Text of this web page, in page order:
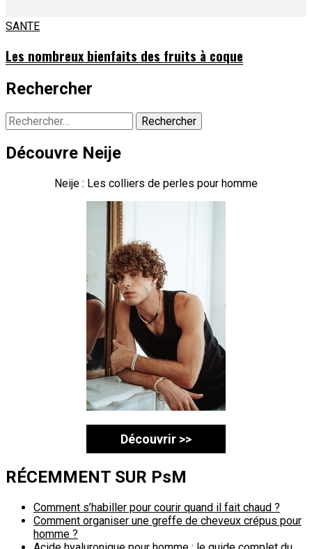
SANTE
Les nombreux bienfaits des fruits à coque
Rechercher
Rechercher :
Découvre Neije
Neije : Les colliers de perles pour homme
Découvrir >>
RÉCEMMENT SUR PsM
Comment s’habiller pour courir quand il fait chaud ?
Comment organiser une greffe de cheveux crépus pour
homme ?